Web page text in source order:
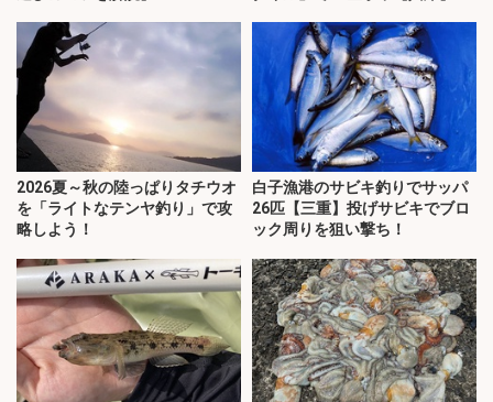
2026夏～秋の陸っぱりタチウオ
を「ライトなテンヤ釣り」で攻
略しよう！
白子漁港のサビキ釣りでサッパ
26匹【三重】投げサビキでブロ
ック周りを狙い撃ち！